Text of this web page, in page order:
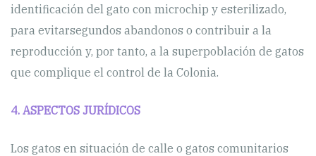
identificación del gato con microchip y esterilizado,
para evitarsegundos abandonos o contribuir a la
reproducción y, por tanto, a la superpoblación de gatos
que complique el control de la Colonia.
4. ASPECTOS JURÍDICOS
Los gatos en situación de calle o gatos comunitarios